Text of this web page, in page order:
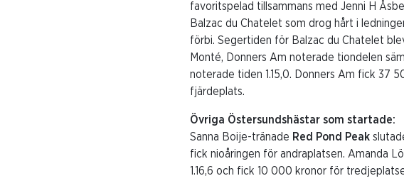
favoritspelad tillsammans med Jenni H
Balzac du Chatelet som drog hårt i
förbi. Segertiden för Balzac du Chatelet
Monté, Donners Am noterade tiondelen
noterade tiden 1.15,0. Donners Am fick 37
fjärdeplats.
Övriga Östersundshästar som startade:
Sanna Boije-tränade Red Pond Peak
fick nioåringen för andraplatsen. Amanda
1.16,6 och fick 10 000 kronor för